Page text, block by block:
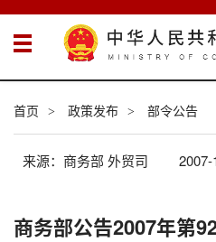
首页 > 政策发布 > 部令公告
来源：商务部 外贸司
商务部公告2007年第